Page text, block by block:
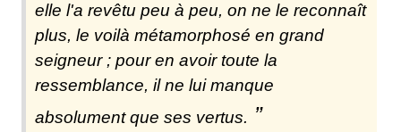
elle l'a revêtu peu à peu, on ne le reconnaît
plus, le voilà métamorphosé en grand
seigneur ; pour en avoir toute la
ressemblance, il ne lui manque
absolument que ses vertus.